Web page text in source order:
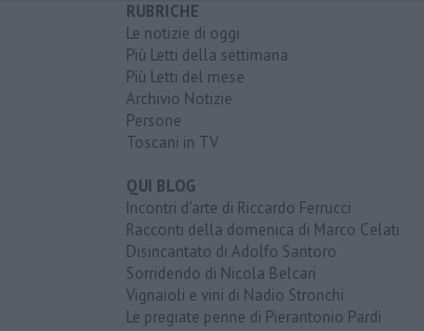
RUBRICHE
Le notizie di oggi
Più Letti della settimana
Più Letti del mese
Archivio Notizie
Persone
Toscani in TV
QUI BLOG
Incontri d'arte di Riccardo Ferrucci
Racconti della domenica di Marco Celati
Disincantato di Adolfo Santoro
Sorridendo di Nicola Belcari
Vignaioli e vini di Nadio Stronchi
Le pregiate penne di Pierantonio Pardi